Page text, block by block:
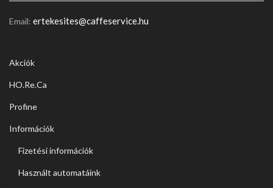
Email: ertekesites@caffeservice.hu
Akciók
HO.Re.Ca
Profine
Információk
Fizetési információk
Használt automatáink